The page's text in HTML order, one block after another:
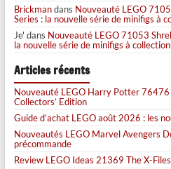
Brickmandans Nouveauté LEGO
Series : la nouvelle série de minifigs à
Je' dans Nouveauté LEGO 71053
la nouvelle série de minifigs à
Articles récents
Nouveauté LEGO Harry Potter
Collectors’ Edition
Guide d’achat LEGO août 2026 : les
Nouveautés LEGO Marvel Avengers
précommande
Review LEGO Ideas 21369 The X-Files